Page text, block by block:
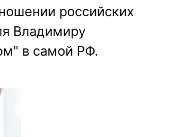
российских
Владимиру
в самой РФ.